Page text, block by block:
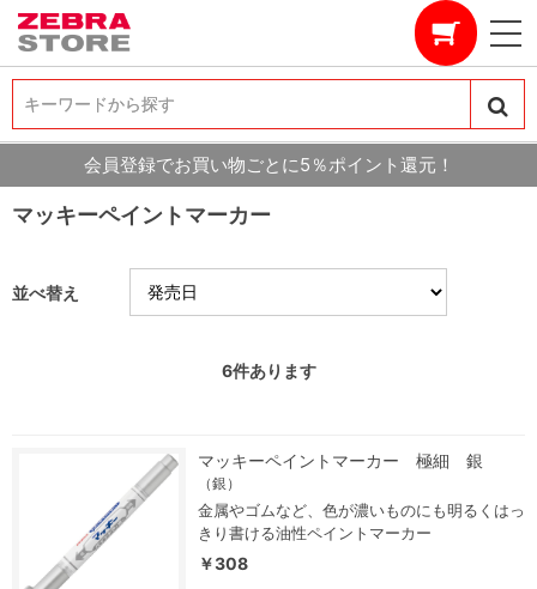
キーワードから探す
キーワードから探す
会員登録でお買い物ごとに5％ポイント還元！
マッキーペイントマーカー
並べ替え
6件あります
マッキーペイントマーカー 極細 銀
（銀）
金属やゴムなど、色が濃いものにも明るくはっ
きり書ける油性ペイントマーカー
￥308